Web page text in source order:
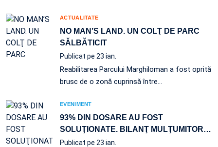
ACTUALITATE
NO MAN’S LAND. UN COLŢ DE PARC
SĂLBĂTICIT
Publicat pe 23 ian.
Reabilitarea Parcului Marghiloman a fost oprită
brusc de o zonă cuprinsă între…
EVENIMENT
93% DIN DOSARE AU FOST
SOLUŢIONATE. BILANŢ MULŢUMITOR…
Publicat pe 23 ian.